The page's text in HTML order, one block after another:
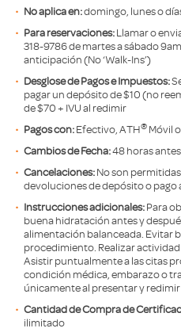
No aplica en:domingo, lunes o
Para reservaciones:Llamar o
318-9786 de martes a sábado
anticipación (No ‘Walk-Ins’)
Desglose de Pagos e Impuestos:
pagar un depósito de $10 (no
de $70 + IVU al redimir
Pagos con:Efectivo, ATH® Móvil
Cambios de Fecha:48 horas antes
Cancelaciones:No son
devoluciones de depósito o pago
Instrucciones adicionales:Para
buena hidratación antes y
alimentación balanceada. Evitar
procedimiento. Realizar
Asistir puntualmente a las citas
condición médica, embarazo o
únicamente al presentar y
Cantidad de Compra de
ilimitado